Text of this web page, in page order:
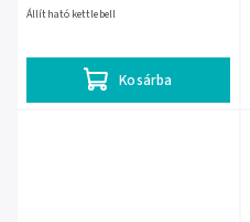
Kosárba
Állítható kettlebell